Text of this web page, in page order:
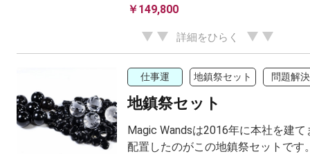
￥149,800
詳細をひらく
仕事運 地鎮祭セット 問題解決
地鎮祭セット
Magic Wandsは2016年に本社を建
配置したのがこの地鎮祭セットです